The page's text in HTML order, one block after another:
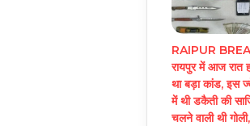
RAIPUR
रायपुर में आज रात
था बड़ा कांड, इस
में थी डकैती की
चलने वाली थी